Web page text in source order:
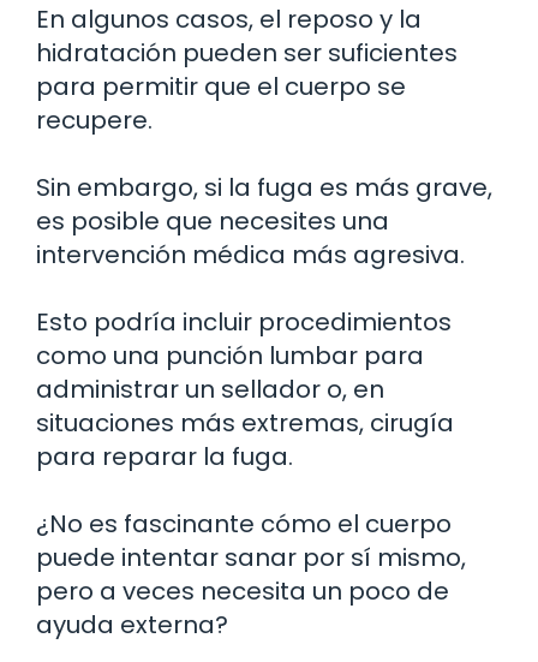
En algunos casos, el reposo y la
hidratación pueden ser suficientes
para permitir que el cuerpo se
recupere.
Sin embargo, si la fuga es más grave,
es posible que necesites una
intervención médica más agresiva.
Esto podría incluir procedimientos
como una punción lumbar para
administrar un sellador o, en
situaciones más extremas, cirugía
para reparar la fuga.
¿No es fascinante cómo el cuerpo
puede intentar sanar por sí mismo,
pero a veces necesita un poco de
ayuda externa?